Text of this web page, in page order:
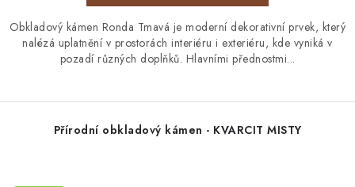
Obkladový kámen Ronda Tmavá je moderní dekorativní prvek, který
nalézá uplatnění v prostorách interiéru i exteriéru, kde vyniká v
pozadí různých doplňků. Hlavními přednostmi...
Přírodní obkladový kámen - KVARCIT MISTY